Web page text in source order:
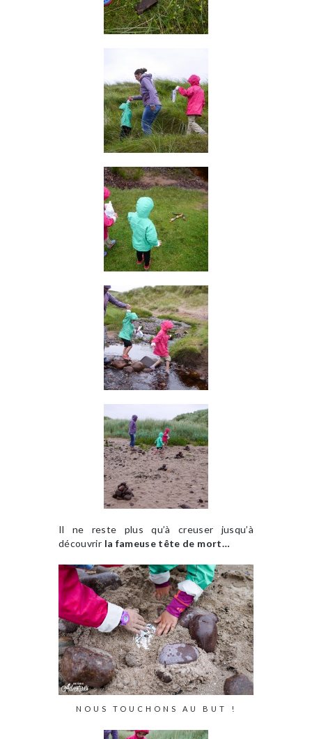
Il ne reste plus qu’à creuser jusqu’à
découvrir la fameuse tête de mort…
NOUS TOUCHONS AU BUT !